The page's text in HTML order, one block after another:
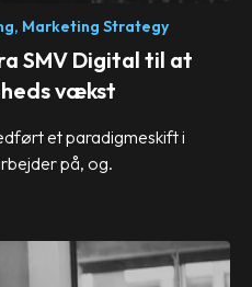
Marketing Strategy
SMV Digital til at
vækst
et paradigmeskift i
på, og.